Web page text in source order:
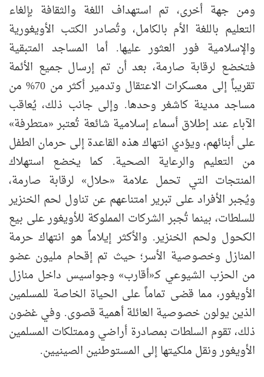
ومن جهة أخرى، تم استهداف اللغة والثقافة بإلغاء
التعليم باللغة الأم بالكامل، وتُصادر الكتب الأويغورية
والإسلامية فور العثور عليها. أما المساجد المتبقية
فتخضع لرقابة صارمة، بعد أن تم إرسال جميع الأئمة
تقريباً إلى معسكرات الاعتقال وتدمير أكثر من 70% من
مساجد مدينة كاشغر وحدها. وإلى جانب ذلك، يُعاقب
الآباء عند إطلاق أسماء إسلامية شائعة تُعتبر «متطرفة»
على أبنائهم، ويؤدي انتهاك هذه القاعدة إلى حرمان الطفل
من التعليم والرعاية الصحية. كما يخضع استهلاك
المنتجات التي تحمل علامة «حلال» لرقابة صارمة،
ويُجبر الأفراد على تبرير امتناعهم عن تناول لحم الخنزير
للسلطات، بينما تُجبر الشركات المملوكة للأويغور على بيع
الكحول ولحم الخنزير. والأكثر إيلاماً هو انتهاك حرمة
المنازل وخصوصية الأسر؛ حيث تم إقحام مليون عضو
من الحزب الشيوعي كـ«أقارب» وجواسيس داخل منازل
الأويغور، مما قضى تماماً على الحياة الخاصة للمسلمين
الذين يولون خصوصية العائلة أهمية قصوى. وفي غضون
ذلك، تقوم السلطات بمصادرة أراضي وممتلكات المسلمين
الأويغور ونقل ملكيتها إلى المستوطنين الصينيين.